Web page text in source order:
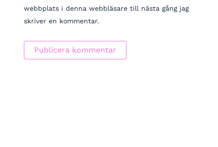
webbplats i denna webbläsare till nästa gång jag
skriver en kommentar.